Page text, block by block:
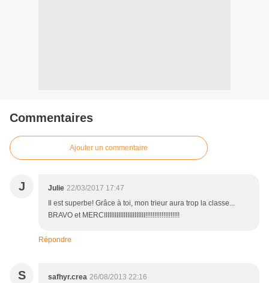
Commentaires
Ajouter un commentaire
J Julie 22/03/2017 17:47
Il est superbe! Grâce à toi, mon trieur aura trop la classe...
BRAVO et MERCIIIIIIIIIIIIIIIIIIIIIII!!!!!!!!!!!!!!!!!!!
Répondre
S safhyr.crea 26/08/2013 22:16